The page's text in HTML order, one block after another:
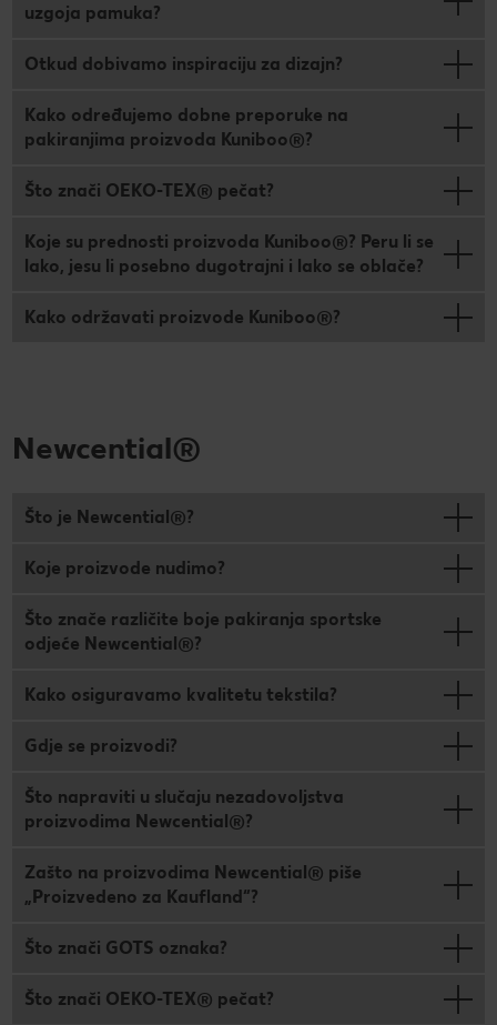
uzgoja pamuka?
Otkud dobivamo inspiraciju za dizajn?
Kako određujemo dobne preporuke na
pakiranjima proizvoda Kuniboo®?
Što znači OEKO-TEX® pečat?
Koje su prednosti proizvoda Kuniboo®? Peru li se
lako, jesu li posebno dugotrajni i lako se oblače?
Kako održavati proizvode Kuniboo®?
Newcential®
Što je Newcential®?
Koje proizvode nudimo?
Što znače različite boje pakiranja sportske
odjeće Newcential®?
Kako osiguravamo kvalitetu tekstila?
Gdje se proizvodi?
Što napraviti u slučaju nezadovoljstva
proizvodima Newcential®?
Zašto na proizvodima Newcential® piše
„Proizvedeno za Kaufland“?
Što znači GOTS oznaka?
Što znači OEKO-TEX® pečat?